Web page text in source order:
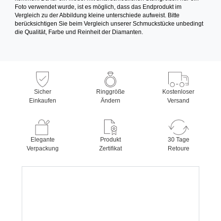
Foto verwendet wurde, ist es möglich, dass das Endprodukt im
Vergleich zu der Abbildung kleine unterschiede aufweist. Bitte
berücksichtigen Sie beim Vergleich unserer Schmuckstücke unbedingt
die Qualität, Farbe und Reinheit der Diamanten.
Sicher
Einkaufen
Ringgröße
Ändern
Kostenloser
Versand
Elegante
Verpackung
Produkt
Zertifikat
30 Tage
Retoure